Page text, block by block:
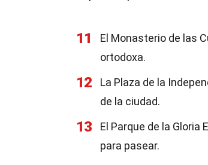
11
El Monasterio de las
ortodoxa.
12
La Plaza de la
de la ciudad.
13
El Parque de la
para pasear.